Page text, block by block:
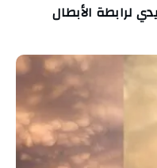
لرابطة الأبطال